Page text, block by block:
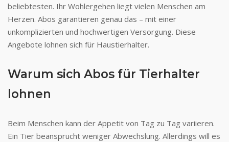
beliebtesten. Ihr Wohlergehen liegt vielen Menschen am
Herzen. Abos garantieren genau das – mit einer
unkomplizierten und hochwertigen Versorgung. Diese
Angebote lohnen sich für Haustierhalter.
Warum sich Abos für Tierhalter
lohnen
Beim Menschen kann der Appetit von Tag zu Tag variieren.
Ein Tier beansprucht weniger Abwechslung. Allerdings will es